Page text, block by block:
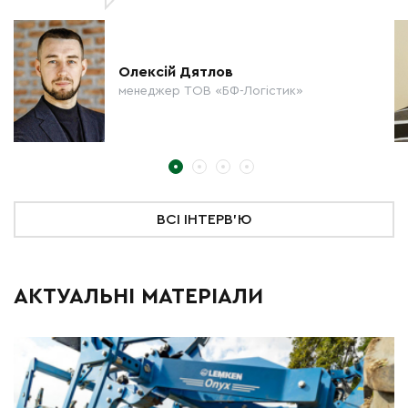
Олексій Дятлов
менеджер ТОВ «БФ-Логістик»
ВСІ ІНТЕРВ'Ю
АКТУАЛЬНІ МАТЕРІАЛИ